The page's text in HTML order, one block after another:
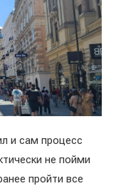
и сам процесс
не пойми
пройти все